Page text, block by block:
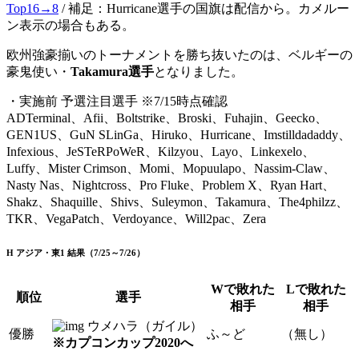
Top16→8 / 補足：Hurricane選手の国旗は配信から。カメルー
ン表示の場合もある。
欧州強豪揃いのトーナメントを勝ち抜いたのは、ベルギーの
豪鬼使い・ Takamura選手となりました。
・実施前 予選注目選手 ※7/15時点確認
ADTerminal、Afii、Boltstrike、Broski、Fuhajin、Geecko、
GEN1US、GuN SLinGa、Hiruko、Hurricane、Imstilldadaddy、
Infexious、JeSTeRPoWeR、Kilzyou、Layo、Linkexelo、
Luffy、Mister Crimson、Momi、Mopuulapo、Nassim-Claw、
Nasty Nas、Nightcross、Pro Fluke、Problem X、Ryan Hart、
Shakz、Shaquille、Shivs、Suleymon、Takamura、The4philzz、
TKR、VegaPatch、Verdoyance、Will2pac、Zera
H アジア・東1 結果（7/25～7/26）
順位 選手
Wで敗れた
相手
Lで敗れた
相手
優勝
ウメハラ（ガイル）
※カプコンカップ2020へ
ふ～ど （無し）